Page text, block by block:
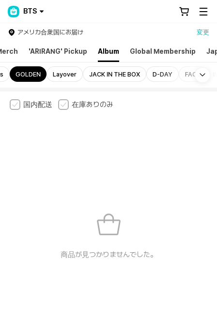
BTS
アメリカ合衆国にお届け 変更
'ARIRANG' Pickup Album Global Membership
GOLDEN Layover JACK IN THE BOX D-DAY FACE
国内配送 在庫ありのみ
商品が見つかりませんでした。